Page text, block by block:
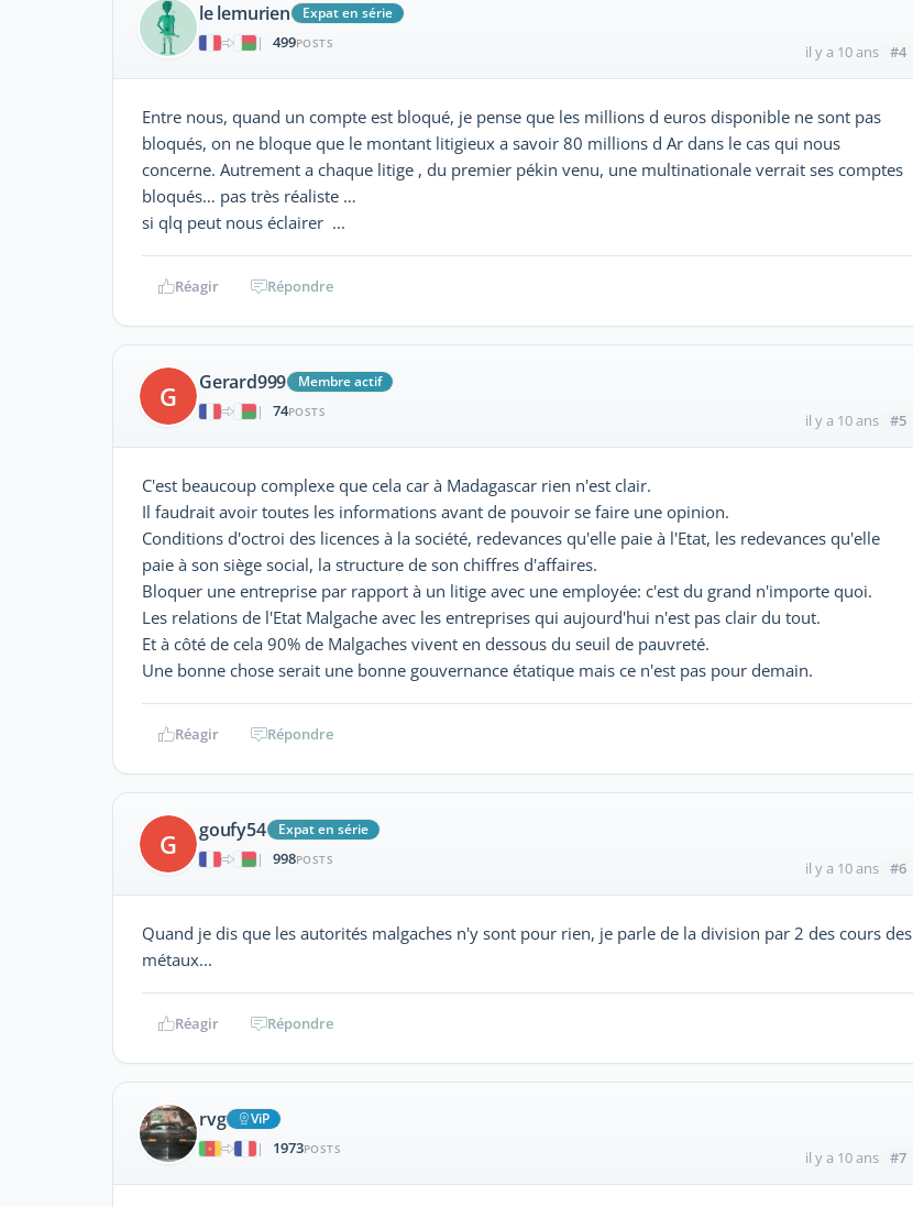
le lemurien
Expat en série
|
499POSTS il y a 10 ans #4
Entre nous, quand un compte est bloqué, je pense que les millions d euros disponible ne sont pas
bloqués, on ne bloque que le montant litigieux a savoir 80 millions d Ar dans le cas qui nous
concerne. Autrement a chaque litige , du premier pékin venu, une multinationale verrait ses comptes
bloqués… pas très réaliste …
si qlq peut nous éclairer ...
Réagir Répondre
G Gerard999
Membre actif
|
74POSTS il y a 10 ans #5
C'est beaucoup complexe que cela car à Madagascar rien n'est clair.
Il faudrait avoir toutes les informations avant de pouvoir se faire une opinion.
Conditions d'octroi des licences à la société, redevances qu'elle paie à l'Etat, les redevances qu'elle
paie à son siège social, la structure de son chiffres d'affaires.
Bloquer une entreprise par rapport à un litige avec une employée: c'est du grand n'importe quoi.
Les relations de l'Etat Malgache avec les entreprises qui aujourd'hui n'est pas clair du tout.
Et à côté de cela 90% de Malgaches vivent en dessous du seuil de pauvreté.
Une bonne chose serait une bonne gouvernance étatique mais ce n'est pas pour demain.
Réagir Répondre
G goufy54
Expat en série
|
998POSTS il y a 10 ans #6
Quand je dis que les autorités malgaches n'y sont pour rien, je parle de la division par 2 des cours des
métaux...
Réagir Répondre
rvg
ViP
|
1973POSTS il y a 10 ans #7